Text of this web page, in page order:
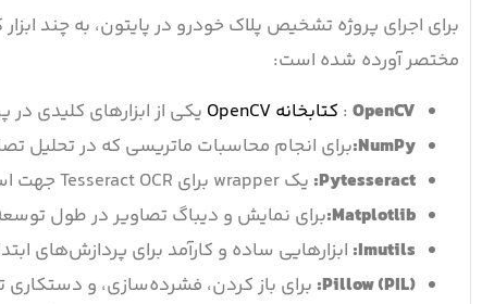
برای اجرای پروژه تشخیص پلاک خودرو در پایتون، به چند
مختصر آورده شده است:
OpenCV
: کتابخانه OpenCV
یکی از ابزارهای کلیدی
NumPy
:برای انجام محاسبات ماتریسی که در تحلیل
Pytesseract
: یک wrapper برای Tesseract OCR جهت استخراج متن از تصویر پلاک.
Matplotlib
:برای نمایش و دیباگ تصاویر در طول
Imutils
: ابزارهایی ساده و کارآمد برای پردازش‌های
Pillow (PIL)
: برای باز کردن، فشرده‌سازی، و